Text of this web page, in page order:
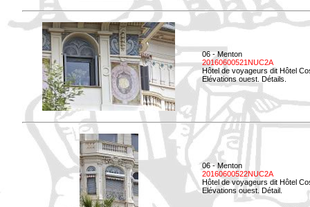
06 - Menton
20160600521NUC2A
Hôtel de voyageurs dit Hôtel
Elévations ouest. Détails.
06 - Menton
20160600522NUC2A
Hôtel de voyageurs dit Hôtel
Elévations ouest. Détail.